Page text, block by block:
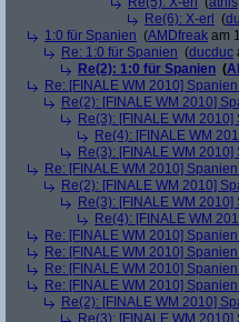
Re(6): X-erl
(
1:0 für Spanien (AMDfreak am
Re: 1:0 für Spanien (ducduc
Re(2): 1:0 für Spanien (
Re: [FINALE WM 2010]
Re(2): [FINALE WM 2010]
Re(3): [FINALE WM
Re(4): [FINALE WM
Re(3): [FINALE WM
Re: [FINALE WM 2010]
Re(2): [FINALE WM 2010]
Re(3): [FINALE WM
Re(4): [FINALE WM
Re: [FINALE WM 2010]
Re: [FINALE WM 2010]
Re: [FINALE WM 2010]
Re: [FINALE WM 2010]
Re(2): [FINALE WM 2010]
Re(3): [FINALE WM